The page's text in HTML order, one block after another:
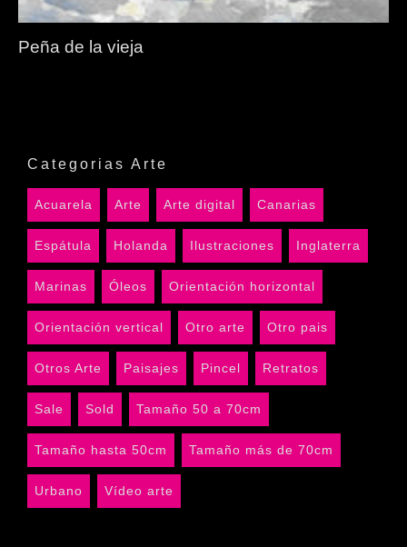
Peña de la vieja
Categorias Arte
Acuarela Arte Arte digital Canarias
Espátula Holanda Ilustraciones Inglaterra
Marinas Óleos Orientación horizontal
Orientación vertical Otro arte Otro pais
Otros Arte Paisajes Pincel Retratos
Sale Sold Tamaño 50 a 70cm
Tamaño hasta 50cm Tamaño más de 70cm
Urbano Vídeo arte